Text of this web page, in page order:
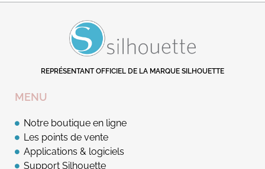
REPRÉSENTANT OFFICIEL DE LA MARQUE SILHOUETTE
MENU
Notre boutique en ligne
Les points de vente
Applications & logiciels
Support Silhouette